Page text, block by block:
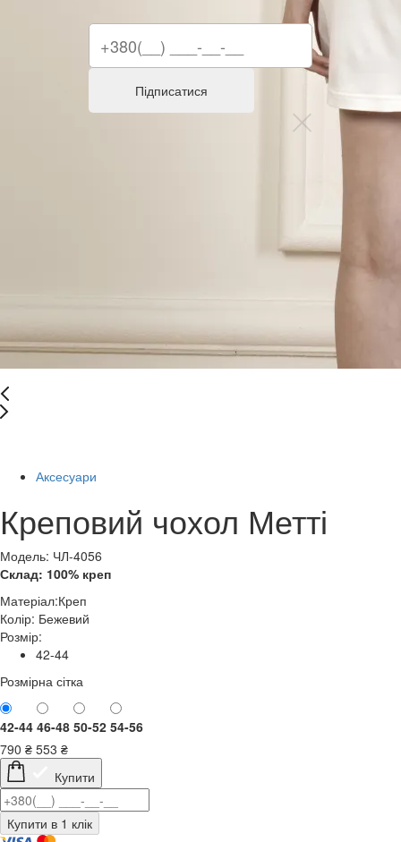
Аксесуари
Креповий чохол Метті
Модель: ЧЛ-4056
Склад: 100% креп
Матеріал:Креп
Колір: Бежевий
Розмір:
42-44
Розмірна сітка
42-44 46-48 50-52 54-56
790 ₴ 553 ₴
Купити
Підписатися